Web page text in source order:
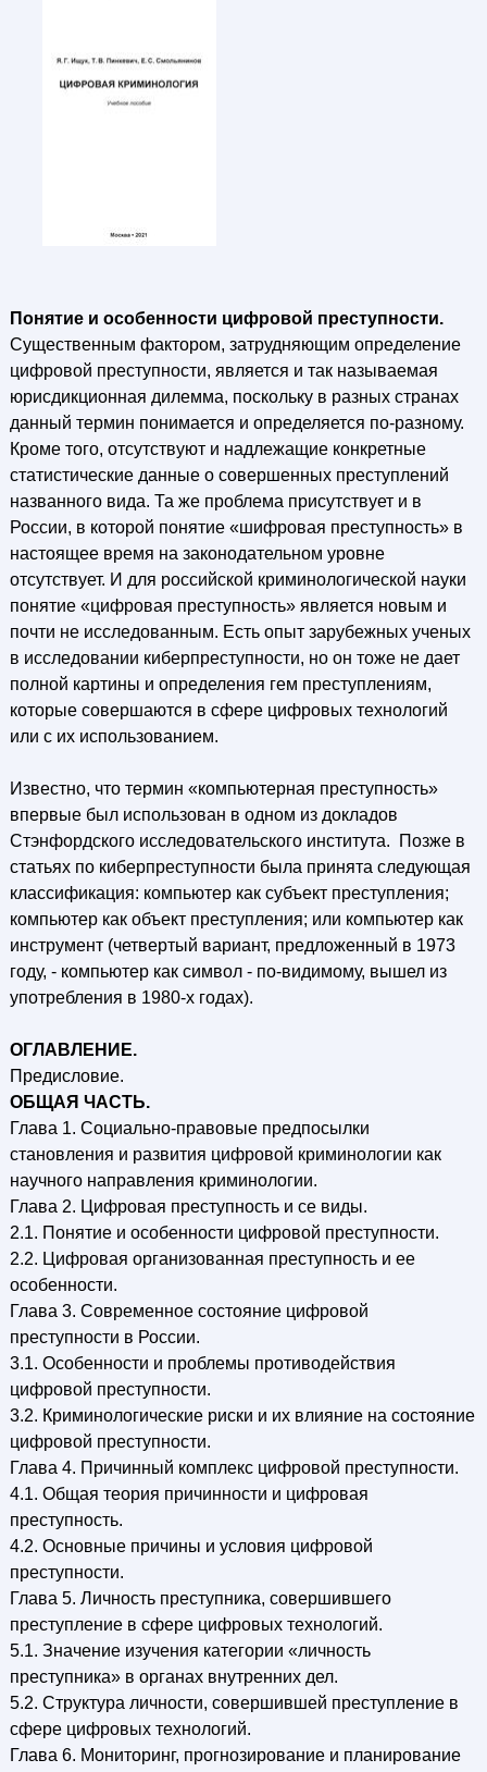
Понятие и особенности цифровой преступности.
Существенным фактором, затрудняющим определение
цифровой преступности, является и так называемая
юрисдикционная дилемма, поскольку в разных странах
данный термин понимается и определяется по-разному.
Кроме того, отсутствуют и надлежащие конкретные
статистические данные о совершенных преступлений
названного вида. Та же проблема присутствует и в
России, в которой понятие «шифровая преступность» в
настоящее время на законодательном уровне
отсутствует. И для российской криминологической науки
понятие «цифровая преступность» является новым и
почти не исследованным. Есть опыт зарубежных ученых
в исследовании киберпреступности, но он тоже не дает
полной картины и определения гем преступлениям,
которые совершаются в сфере цифровых технологий
или с их использованием.
Известно, что термин «компьютерная преступность»
впервые был использован в одном из докладов
Стэнфордского исследовательского института. Позже в
статьях по киберпреступности была принята следующая
классификация: компьютер как субъект преступления;
компьютер как объект преступления; или компьютер как
инструмент (четвертый вариант, предложенный в 1973
году, - компьютер как символ - по-видимому, вышел из
употребления в 1980-х годах).
ОГЛАВЛЕНИЕ.
Предисловие.
ОБЩАЯ ЧАСТЬ.
Глава 1. Социально-правовые предпосылки
становления и развития цифровой криминологии как
научного направления криминологии.
Глава 2. Цифровая преступность и се виды.
2.1. Понятие и особенности цифровой преступности.
2.2. Цифровая организованная преступность и ее
особенности.
Глава 3. Современное состояние цифровой
преступности в России.
3.1. Особенности и проблемы противодействия
цифровой преступности.
3.2. Криминологические риски и их влияние на состояние
цифровой преступности.
Глава 4. Причинный комплекс цифровой преступности.
4.1. Общая теория причинности и цифровая
преступность.
4.2. Основные причины и условия цифровой
преступности.
Глава 5. Личность преступника, совершившего
преступление в сфере цифровых технологий.
5.1. Значение изучения категории «личность
преступника» в органах внутренних дел.
5.2. Структура личности, совершившей преступление в
сфере цифровых технологий.
Глава 6. Мониторинг, прогнозирование и планирование